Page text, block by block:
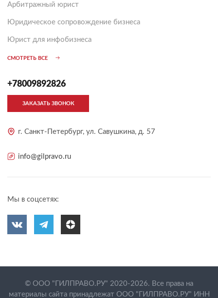
Арбитражный юрист
Юридическое сопровождение бизнеса
Юрист для инфобизнеса
СМОТРЕТЬ ВСЕ
+78009892826
ЗАКАЗАТЬ ЗВОНОК
г. Санкт-Петербург, ул. Савушкина, д. 57
info@gilpravo.ru
Мы в соцсетях:
© ООО "ГИЛПРАВО.РУ" 2020-2026. Все права на
материалы сайта принадлежат ООО "ГИЛПРАВО.РУ" ИНН